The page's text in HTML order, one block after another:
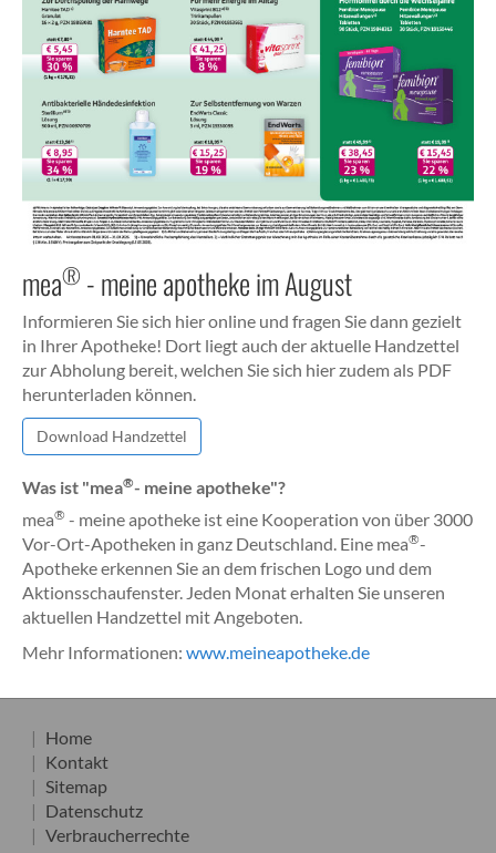
mea® - meine apotheke im August
Informieren Sie sich hier online und fragen Sie dann gezielt
in Ihrer Apotheke! Dort liegt auch der aktuelle Handzettel
zur Abholung bereit, welchen Sie sich hier zudem als PDF
herunterladen können.
Download Handzettel
Was ist "mea®- meine apotheke"?
mea® - meine apotheke ist eine Kooperation von über 3000
Vor-Ort-Apotheken in ganz Deutschland. Eine mea®-
Apotheke erkennen Sie an dem frischen Logo und dem
Aktionsschaufenster. Jeden Monat erhalten Sie unseren
aktuellen Handzettel mit Angeboten.
Mehr Informationen: www.meineapotheke.de
Home
Kontakt
Sitemap
Datenschutz
Verbraucherrechte